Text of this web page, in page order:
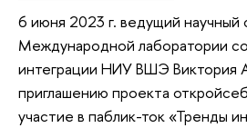
6 июня 2023 г. ведущий научный
Международной лаборатории
интеграции НИУ ВШЭ Виктория
приглашению проекта
участие в паблик-ток «Тренды